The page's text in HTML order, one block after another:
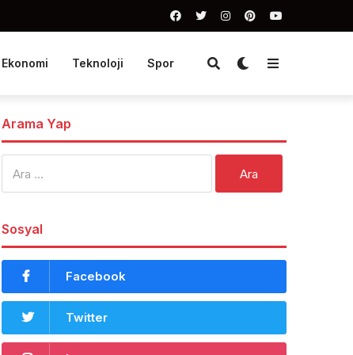
Ekonomi Teknoloji Spor
Arama Yap
Sosyal
Facebook
Twitter